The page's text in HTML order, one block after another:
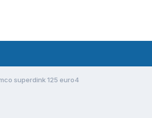
superdink 125 euro4